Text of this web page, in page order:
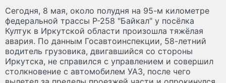
Сегодня, 8 мая, около полудня на 95-м километре
федеральной трассы Р-258 "Байкал" у посёлка
Култук в Иркутской области произошла тяжёлая
авария. По данным Госавтоинспекции, 58-летний
водитель грузовика, двигавшийся со стороны
Иркутска, не справился с управлением и совершил
столкновение с автомобилем УАЗ, после чего